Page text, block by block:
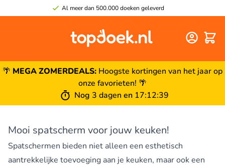
Al meer dan 500.000 doeken geleverd
🌴 MEGA ZOMERDEALS: Hoogste kortingen van het jaar op
onze favorieten! 🌴
Nog 3 dagen en 17:12:39
Mooi spatscherm voor jouw keuken!
Spatschermen bieden niet alleen een esthetisch
aantrekkelijke toevoeging aan je keuken, maar ook een